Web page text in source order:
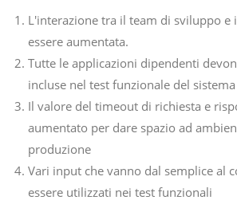
L'interazione tra il team di sviluppo e
essere aumentata.
Tutte le applicazioni dipendenti
incluse nel test funzionale del sistema
Il valore del timeout di richiesta e
aumentato per dare spazio ad
produzione
Vari input che vanno dal semplice al
essere utilizzati nei test funzionali